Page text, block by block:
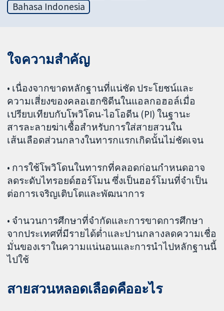
Bahasa Indonesia
ใจความสำคัญ
• เนื่องจากขาดหลักฐานที่แน่ชัด ประโยชน์และ
ความเสี่ยงของคลอเฮกซิดีนในแอลกอฮอล์เมื่อ
เปรียบเทียบกับโพวิโดน-ไอโอดีน (PI) ในฐานะ
สารละลายฆ่าเชื้อสำหรับการใส่สายสวนใน
เส้นเลือดส่วนกลางในทารกแรกเกิดนั้นไม่ชัดเจน
• การใช้โพวิโดนในทารกที่คลอดก่อนกำหนดอาจ
ลดระดับไทรอยด์ฮอร์โมน ซึ่งเป็นฮอร์โมนที่จำเป็น
ต่อการเจริญเติบโตและพัฒนาการ
• จำนวนการศึกษาที่จำกัดและการขาดการศึกษา
จากประเทศที่มีรายได้ต่ำและปานกลางลดความเชื่อ
มั่นของเราในความแน่นอนและการนำไปหลักฐานนี้
ไปใช้
สายสวนหลอดเลือดคืออะไร